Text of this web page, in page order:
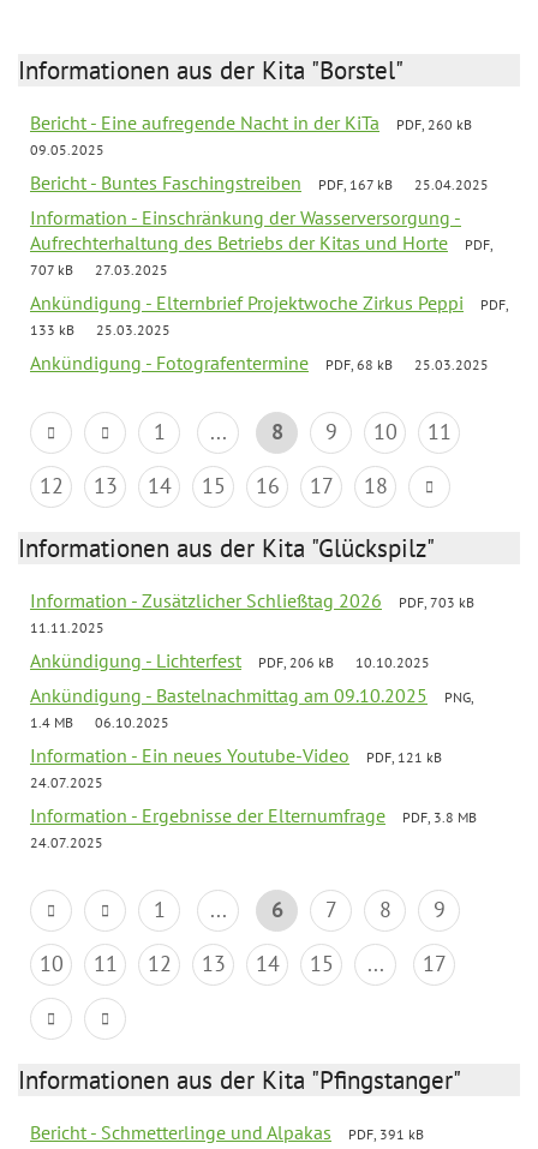
Informationen aus der Kita "Borstel"
Bericht - Eine aufregende Nacht in der KiTa
PDF, 260 kB
09.05.2025
Bericht - Buntes Faschingstreiben PDF, 167 kB 25.04.2025
Information - Einschränkung der Wasserversorgung -
Aufrechterhaltung des Betriebs der Kitas und Horte
PDF,
707 kB
27.03.2025
Ankündigung - Elternbrief Projektwoche Zirkus Peppi
PDF,
133 kB
25.03.2025
Ankündigung - Fotografentermine PDF, 68 kB 25.03.2025
1 ... 8 9 10
11
12
13 14 15 16 17 18
Informationen aus der Kita "Glückspilz"
Information - Zusätzlicher Schließtag 2026
PDF, 703 kB
11.11.2025
Ankündigung - Lichterfest PDF, 206 kB 10.10.2025
Ankündigung - Bastelnachmittag am 09.10.2025
PNG,
1.4 MB
06.10.2025
Information - Ein neues Youtube-Video
PDF, 121 kB
24.07.2025
Information - Ergebnisse der Elternumfrage
PDF, 3.8 MB
24.07.2025
1 ... 6 7 8
9
10
11 12 13 14 15 ... 17
Informationen aus der Kita "Pfingstanger"
Bericht - Schmetterlinge und Alpakas
PDF, 391 kB